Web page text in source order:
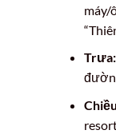
máy/
Trưa: